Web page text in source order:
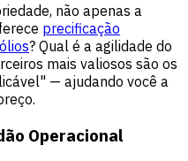
não apenas a
precificação
? Qual é a agilidade do
mais valiosos são os
— ajudando você a
Operacional